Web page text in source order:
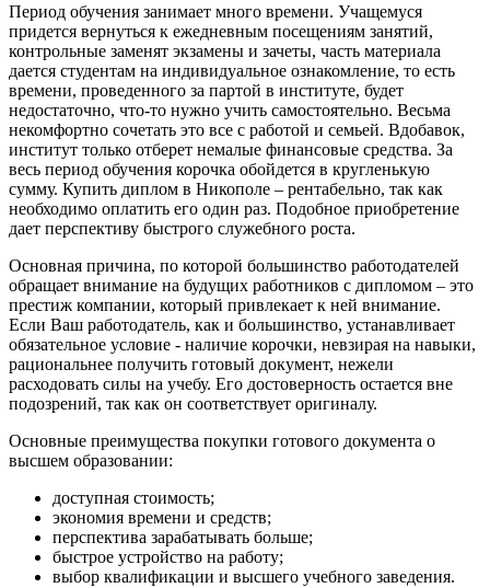
Период обучения занимает много времени. Учащемуся
придется вернуться к ежедневным посещениям занятий,
контрольные заменят экзамены и зачеты, часть материала
дается студентам на индивидуальное ознакомление, то есть
времени, проведенного за партой в институте, будет
недостаточно, что-то нужно учить самостоятельно. Весьма
некомфортно сочетать это все с работой и семьей. Вдобавок,
институт только отберет немалые финансовые средства. За
весь период обучения корочка обойдется в кругленькую
сумму. Купить диплом в Никополе – рентабельно, так как
необходимо оплатить его один раз. Подобное приобретение
дает перспективу быстрого служебного роста.
Основная причина, по которой большинство работодателей
обращает внимание на будущих работников с дипломом – это
престиж компании, который привлекает к ней внимание.
Если Ваш работодатель, как и большинство, устанавливает
обязательное условие - наличие корочки, невзирая на навыки,
рациональнее получить готовый документ, нежели
расходовать силы на учебу. Его достоверность остается вне
подозрений, так как он соответствует оригиналу.
Основные преимущества покупки готового документа о
высшем образовании:
доступная стоимость;
экономия времени и средств;
перспектива зарабатывать больше;
быстрое устройство на работу;
выбор квалификации и высшего учебного заведения.